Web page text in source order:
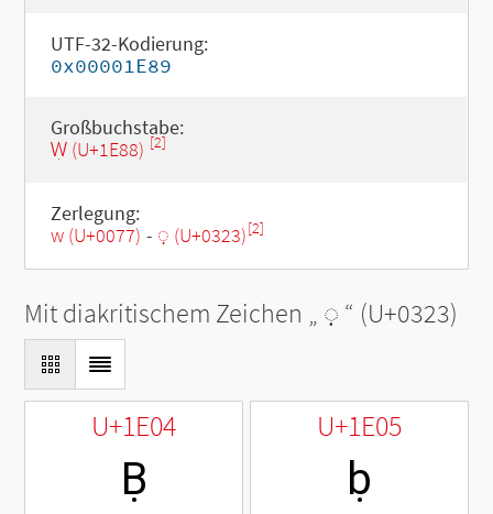
UTF-32-Kodierung:
0x00001E89
Großbuchstabe:
Ẉ (U+1E88) [2]
Zerlegung:
w (U+0077) - ◌̣ (U+0323)[2]
Mit diakritischem Zeichen „ ◌̣ “ (U+0323)
U+1E04
Ḅ
U+1E05
ḅ